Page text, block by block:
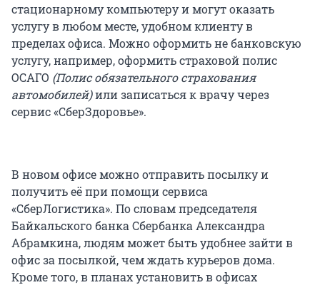
стационарному компьютеру и могут оказать
услугу в любом месте, удобном клиенту в
пределах офиса. Можно оформить не банковскую
услугу, например, оформить страховой полис
ОСАГО (Полис обязательного страхования
автомобилей)или записаться к врачу через
сервис «СберЗдоровье».
В новом офисе можно отправить посылку и
получить её при помощи сервиса
«СберЛогистика». По словам председателя
Байкальского банка Сбербанка Александра
Абрамкина, людям может быть удобнее зайти в
офис за посылкой, чем ждать курьеров дома.
Кроме того, в планах установить в офисах